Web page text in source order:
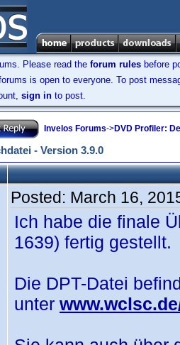
Please read the forum rules before
is open to everyone. To post
sign in to post.
Invelos Forums->DVD Profiler:
- Version 3.9.0
Posted: March 16,
Ich habe die finale
1639) fertig gestellt.
Die DPT-Datei
unter